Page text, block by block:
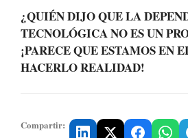
¿QUIÉN DIJO QUE LA
TECNOLÓGICA NO ES UN
¡PARECE QUE ESTAMOS EN
HACERLO REALIDAD!
Compartir: